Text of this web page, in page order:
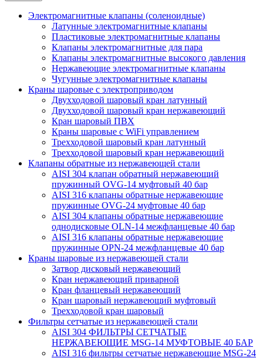
Электромагнитные клапаны (соленоидные)
Латунные электромагнитные клапаны
Пластиковые электромагнитные клапаны
Клапаны электромагнитные для пара
Клапаны электромагнитные высокого давления
Нержавеющие электромагнитные клапаны
Чугунные электромагнитные клапаны
Краны шаровые с электроприводом
Двухходовой шаровый кран латунный
Двухходовой шаровый кран нержавеющий
Кран шаровый ПВХ
Краны шаровые с WiFi управлением
Трехходовой шаровый кран латунный
Трехходовой шаровый кран нержавеющий
Клапаны обратные из нержавеющей стали
AISI 304 клапан обратный нержавеющий
пружинный OVG-14 муфтовый 40 бар
AISI 316 клапаны обратные нержавеющие
пружинные OVG-24 муфтовые 40 бар
AISI 304 клапаны обратные нержавеющие
однодисковые OLN-14 межфланцевые 40 бар
AISI 316 клапаны обратные нержавеющие
пружинные OPN-24 межфланцевые 40 бар
Краны шаровые из нержавеющей стали
Затвор дисковый нержавеющий
Кран нержавеющий приварной
Кран фланцевый нержавеющий
Кран шаровый нержавеющий муфтовый
Трехходовой кран шаровый
Фильтры сетчатые из нержавеющей стали
AISI 304 ФИЛЬТРЫ СЕТЧАТЫЕ
НЕРЖАВЕЮЩИЕ MSG-14 МУФТОВЫЕ 40 БАР
AISI 316 фильтры сетчатые нержавеющие MSG-24